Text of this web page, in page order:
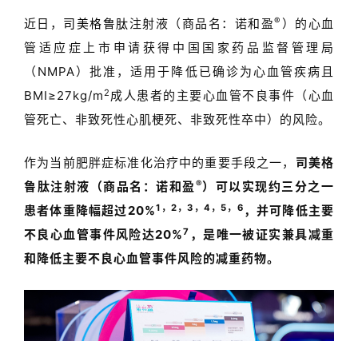
近日， 司美格鲁肽注射液（商品名：诺和盈® ）的心血
管适应症上市申请获得中国国家药品监督管理局
（ NMPA）批准，适用于降低已确诊为心血管疾病且
BMI≥27kg/m 2 成人患者的主要心血管不良事件（心血
管死亡、非致死性心肌梗死、非致死性卒中）的风险。
作为当前肥胖症标准化治疗中的重要手段之一， 司美格
鲁肽注射液（商品名：诺和盈 ®）可以实现约三分之一
患者体重降幅超过20%1，2，3，4，5，6 ，并可降低主要
不良心血管事件风险达20%7 ，是唯一被证实兼具减重
和降低主要不良心血管事件风险的减重药物。